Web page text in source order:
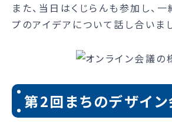
また、当日はくじらんも参加し、
プのアイデアについて話し合いま
第2回まちのデザイ